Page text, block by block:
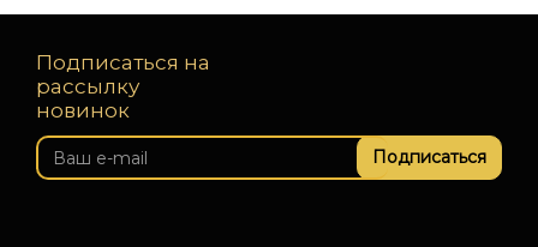
Подписаться на
рассылку
новинок
Подписаться